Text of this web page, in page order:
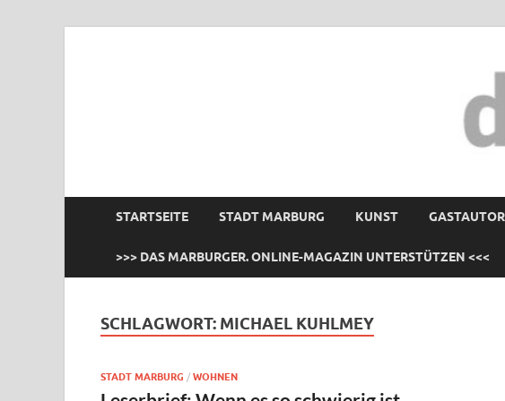
STARTSEITE STADT MARBURG KUNST
>>> DAS MARBURGER. ONLINE-MAGAZIN UNTERSTÜTZEN <<<
SCHLAGWORT: MICHAEL KUHLMEY
STADT MARBURG / WOHNEN